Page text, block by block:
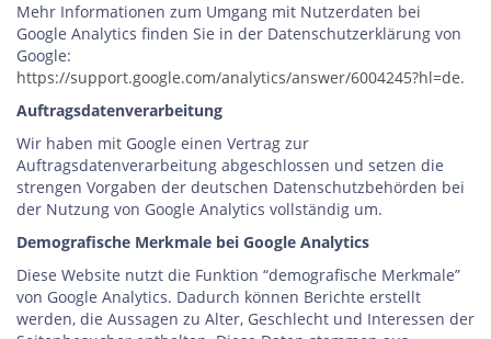
Mehr Informationen zum Umgang mit Nutzerdaten bei
Google Analytics finden Sie in der Datenschutzerklärung von
Google:
https://support.google.com/analytics/answer/6004245?hl=de.
Auftragsdatenverarbeitung
Wir haben mit Google einen Vertrag zur
Auftragsdatenverarbeitung abgeschlossen und setzen die
strengen Vorgaben der deutschen Datenschutzbehörden bei
der Nutzung von Google Analytics vollständig um.
Demografische Merkmale bei Google Analytics
Diese Website nutzt die Funktion “demografische Merkmale”
von Google Analytics. Dadurch können Berichte erstellt
werden, die Aussagen zu Alter, Geschlecht und Interessen der